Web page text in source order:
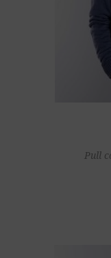
Pull